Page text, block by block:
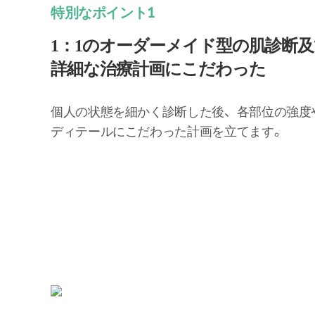
特別なポイント1
1：1のオーダーメイド型の肌診断
詳細な治療計画にこだわった
個人の状態を細かく診断した後、各部位の強
ディテールにこだわった計画を立てます。